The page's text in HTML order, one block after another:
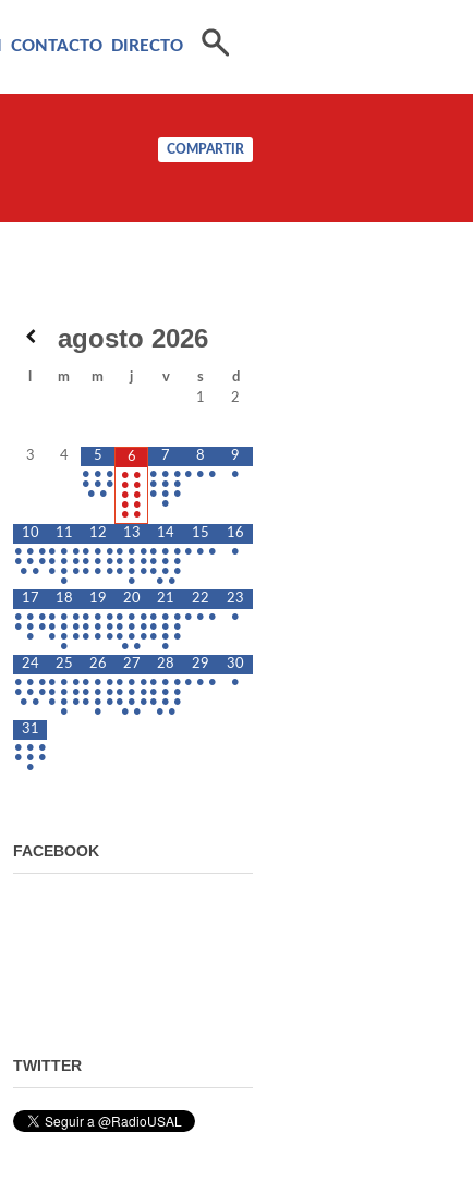
CONTACTO DIRECTO
COMPARTIR
agosto 2026
m m j v s
d
1
2
3 4
5
• • •
• • •
• •
6
• •
• •
• •
• •
• •
7
• • •
• • •
• • •
•
8
• • •
9
•
10
• • •
• • •
• •
11
• • •
• • •
• • •
•
12
• • •
• • •
• • •
13
• • •
• • •
• • •
•
14
• • •
• • •
• • •
• •
15
• • •
16
•
17
• • •
• • •
•
18
• • •
• • •
• • •
•
19
• • •
• • •
• • •
20
• • •
• • •
• • •
• •
21
• • •
• • •
• • •
•
22
• • •
23
•
24
• • •
• • •
• •
25
• • •
• • •
• • •
•
26
• • •
• • •
• • •
•
27
• • •
• • •
• • •
• •
28
• • •
• • •
• • •
• •
29
• • •
30
•
31
• • •
• • •
•
FACEBOOK
TWITTER